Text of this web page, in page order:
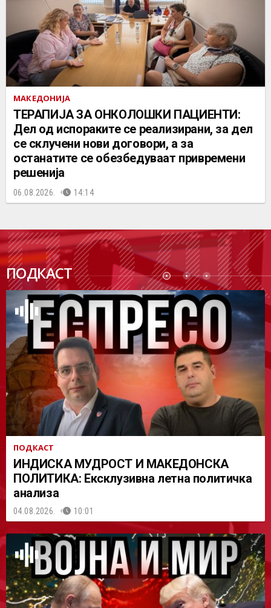
МАКЕДОНИЈА
ТЕРАПИЈА ЗА ОНКОЛОШКИ ПАЦИЕНТИ:
Дел од испораките се реализирани, за дел
се склучени нови договори, а за
останатите се обезбедуваат привремени
решенија
06.08.2026. 14:14
ПОДКАСТ
ПОДК
АСТ
ПОДКАСТ
ИНДИСКА МУДРОСТ И МАКЕДОНСКА
ПОЛИТИКА: Ексклузивна летна политичка
анализа
04.08.2026. 10:01